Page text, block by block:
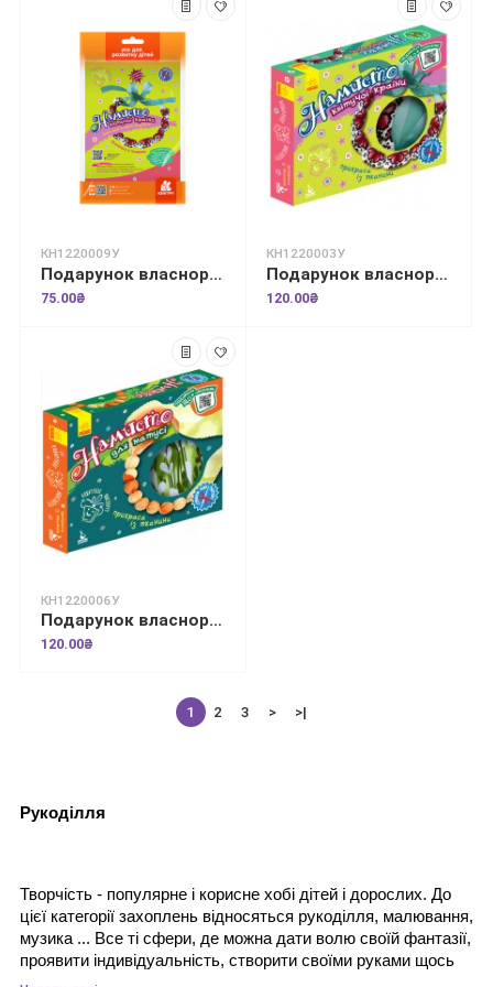
КН1220009У
Подарунок власноруч. Лялька – м'яка іграшка. Намисто квітучої країни
75.00₴
КН1220003У
Подарунок власноруч. Лялька – м'яка іграшка. Намисто квітучої країни
120.00₴
КН1220006У
Подарунок власноруч. Лялька – м'яка іграшка. Намисто для матусі
120.00₴
1 2 3 > >|
Рукодiлля
Творчість - популярне і корисне хобі дітей і дорослих. До
цієї категорії захоплень відносяться рукоділля, малювання,
музика ... Все ті сфери, де можна дати волю своїй фантазії,
проявити індивідуальність, створити своїми руками щось
незвичайне. Від наявності необхідних інструментів і